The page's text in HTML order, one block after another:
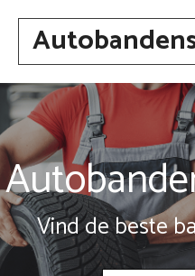
Spring
inhoud
Vind de beste